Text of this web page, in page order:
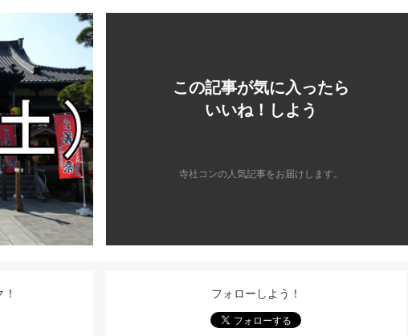
この記事が気に入ったら
いいね！しよう
寺社コンの人気記事をお届けします。
フォローしよう！